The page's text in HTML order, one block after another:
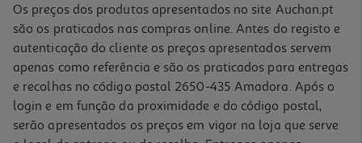
Os preços dos produtos apresentados no site Auchan.pt
são os praticados nas compras online. Antes do registo e
autenticação do cliente os preços apresentados servem
apenas como referência e são os praticados para entregas
e recolhas no código postal 2650-435 Amadora. Após o
login e em função da proximidade e do código postal,
serão apresentados os preços em vigor na loja que serve